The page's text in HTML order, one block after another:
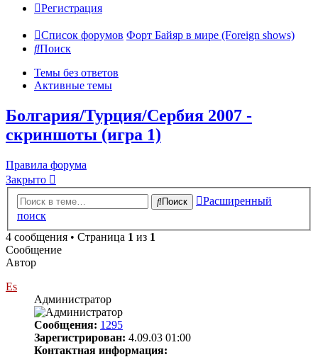
Регистрация
Список форумов Форт Байяр в мире (Foreign shows)
Поиск
Темы без ответов
Активные темы
Болгария/Турция/Сербия 2007 -
скриншоты (игра 1)
Правила форума
Закрыто
Поиск
Расширенный
поиск
4 сообщения • Страница 1 из 1
Сообщение
Автор
Es
Администратор
Сообщения: 1295
Зарегистрирован: 4.09.03 01:00
Контактная информация: